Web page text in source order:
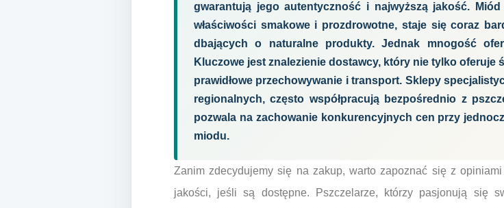
gwarantują jego autentyczność i najwyższą jakość.
właściwości smakowe i prozdrowotne, staje się coraz
dbających o naturalne produkty. Jednak mnogość
Kluczowe jest znalezienie dostawcy, który nie tylko oferuje
prawidłowe przechowywanie i transport. Sklepy
regionalnych, często współpracują bezpośrednio z
pozwala na zachowanie konkurencyjnych cen przy
miodu.
Zanim zdecydujemy się na zakup, warto zapoznać się z
jakości, jeśli są dostępne. Pszczelarze, którzy pasjonują się